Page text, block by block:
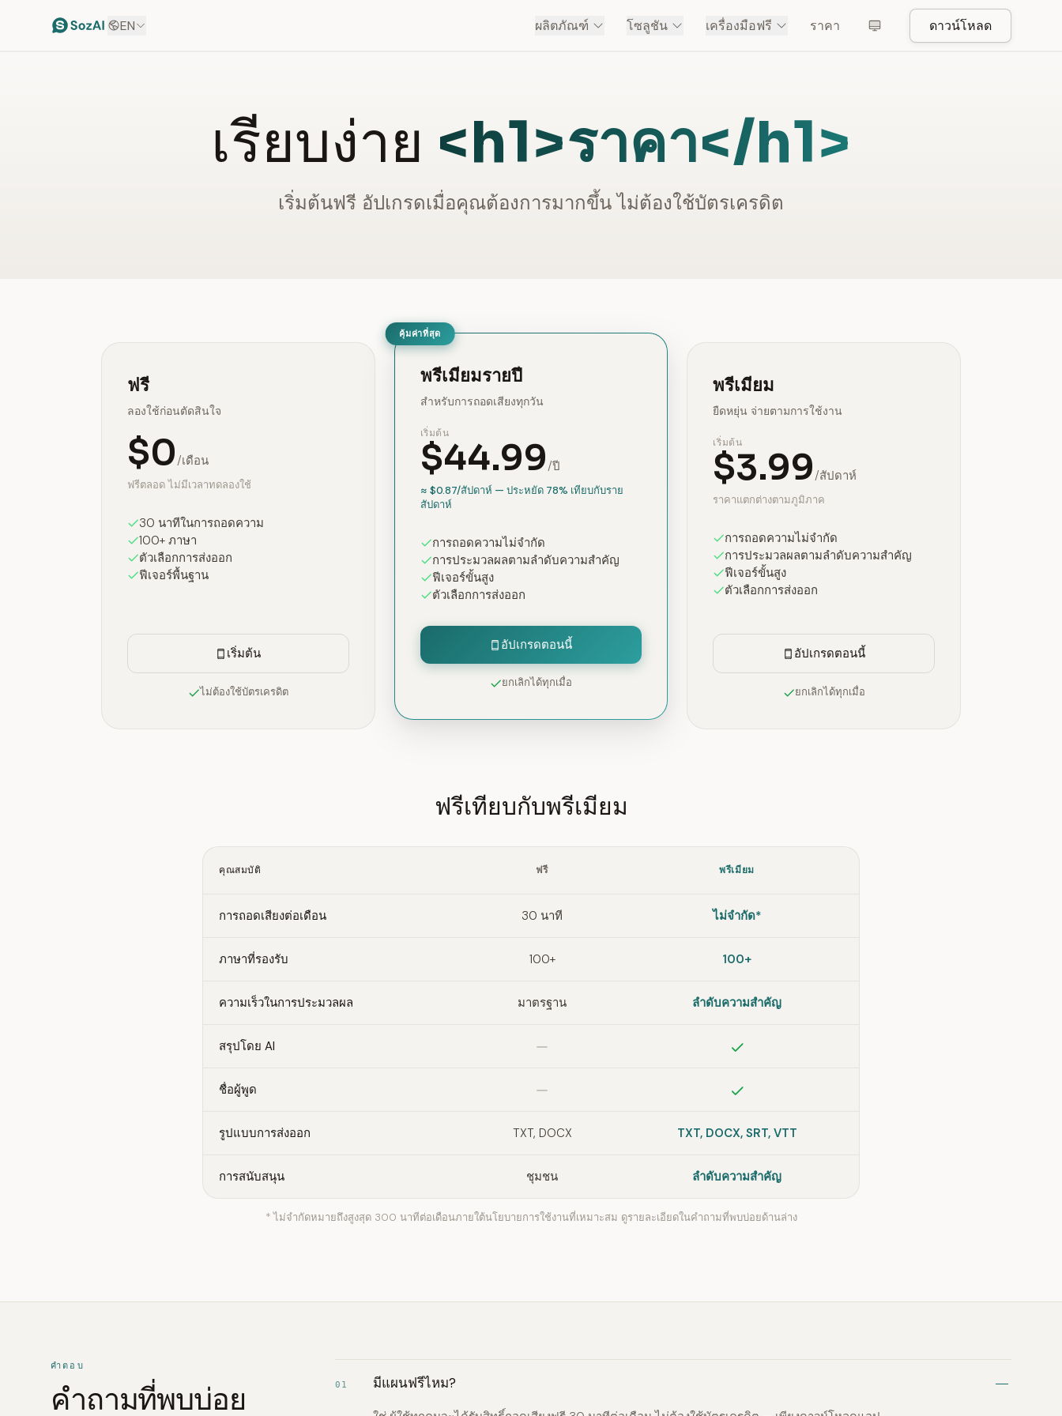
EN ผลิตภัณฑ์ โซลูชัน เครื่องมือฟรี ราคา ดาวน์โหลด
เรียบง่าย <h1>ราคา</h1>
เริ่มต้นฟรี อัปเกรดเมื่อคุณต้องการมากขึ้น ไม่ต้องใช้บัตรเครดิต
ฟรี
ลองใช้ก่อนตัดสินใจ
$0/เดือน
ฟรีตลอด ไม่มีเวลาทดลองใช้
30 นาทีในการถอดความ
100+ ภาษา
ตัวเลือกการส่งออก
ฟีเจอร์พื้นฐาน
เริ่มต้น
ไม่ต้องใช้บัตรเครดิต
คุ้มค่าที่สุด
พรีเมียมรายปี
สำหรับการถอดเสียงทุกวัน
เริ่มต้น
$44.99/ปี
≈ $0.87/สัปดาห์ — ประหยัด 78% เทียบกับราย
สัปดาห์
การถอดความไม่จำกัด
การประมวลผลตามลำดับความสำคัญ
ฟีเจอร์ขั้นสูง
ตัวเลือกการส่งออก
อัปเกรดตอนนี้
ยกเลิกได้ทุกเมื่อ
พรีเมียม
ยืดหยุ่น จ่ายตามการใช้งาน
เริ่มต้น
$3.99/สัปดาห์
ราคาแตกต่างตามภูมิภาค
การถอดความไม่จำกัด
การประมวลผลตามลำดับความสำคัญ
ฟีเจอร์ขั้นสูง
ตัวเลือกการส่งออก
อัปเกรดตอนนี้
ยกเลิกได้ทุกเมื่อ
ฟรีเทียบกับพรีเมียม
คุณสมบัติ ฟรี พรีเมียม
การถอดเสียงต่อเดือน 30 นาที ไม่จำกัด*
ภาษาที่รองรับ 100+ 100+
ความเร็วในการประมวลผล มาตรฐาน ลำดับความสำคัญ
สรุปโดย AI รวม
ชื่อผู้พูด รวม
รูปแบบการส่งออก TXT, DOCX TXT, DOCX, SRT, VTT
การสนับสนุน ชุมชน ลำดับความสำคัญ
* ไม่จำกัดหมายถึงสูงสุด 300 นาทีต่อเดือนภายใต้นโยบายการใช้งานที่เหมาะสม ดูรายละเอียดในคำถามที่พบบ่อยด้านล่าง
คำตอบ
คำถามที่พบบ่อย 01 มีแผนฟรีไหม?